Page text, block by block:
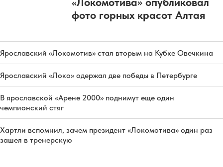
фото горных красот Алтая
Ярославский «Локомотив» стал вторым на Кубке Овечкина
Ярославский «Локо» одержал две победы в Петербурге
В ярославской «Арене 2000» поднимут еще один
чемпионский стяг
Хартли вспомнил, зачем президент «Локомотива» один раз
зашел в тренерскую